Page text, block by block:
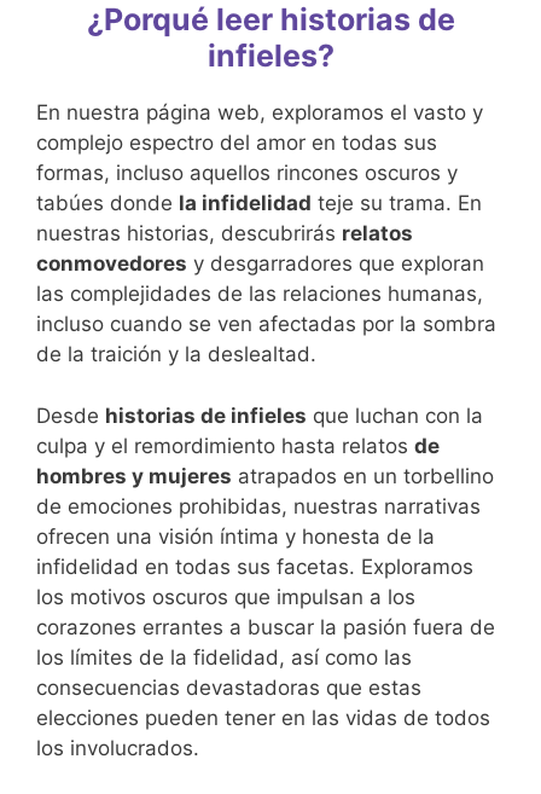
¿Porqué leer historias de
infieles?
En nuestra página web, exploramos el vasto y
complejo espectro del amor en todas sus
formas, incluso aquellos rincones oscuros y
tabúes donde la infidelidad teje su trama. En
nuestras historias, descubrirás relatos
conmovedores y desgarradores que exploran
las complejidades de las relaciones humanas,
incluso cuando se ven afectadas por la sombra
de la traición y la deslealtad.
Desde historias de infieles que luchan con la
culpa y el remordimiento hasta relatos de
hombres y mujeres atrapados en un torbellino
de emociones prohibidas, nuestras narrativas
ofrecen una visión íntima y honesta de la
infidelidad en todas sus facetas. Exploramos
los motivos oscuros que impulsan a los
corazones errantes a buscar la pasión fuera de
los límites de la fidelidad, así como las
consecuencias devastadoras que estas
elecciones pueden tener en las vidas de todos
los involucrados.